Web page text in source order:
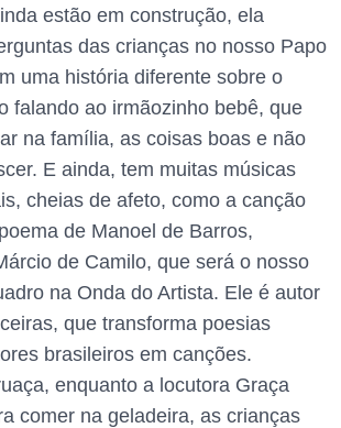
estão em construção, ela
das crianças no nosso Papo
uma história diferente sobre o
falando ao irmãozinho bebê, que
na família, as coisas boas e não
E ainda, tem muitas músicas
cheias de afeto, como a canção
de Manoel de Barros,
de Camilo, que será o nosso
na Onda do Artista. Ele é autor
que transforma poesias
brasileiros em canções.
enquanto a locutora Graça
comer na geladeira, as crianças